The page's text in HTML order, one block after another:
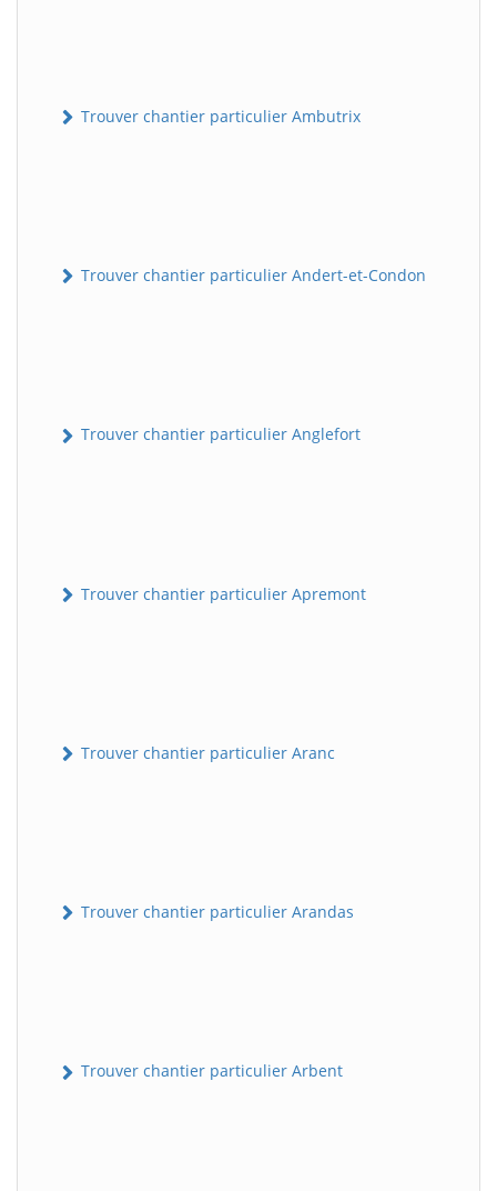
Trouver chantier particulier Ambutrix
Trouver chantier particulier Andert-et-Condon
Trouver chantier particulier Anglefort
Trouver chantier particulier Apremont
Trouver chantier particulier Aranc
Trouver chantier particulier Arandas
Trouver chantier particulier Arbent